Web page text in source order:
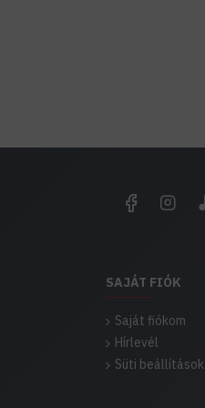
SAJÁT FIÓK
Saját fiókom
Hírlevél
Süti beállítások